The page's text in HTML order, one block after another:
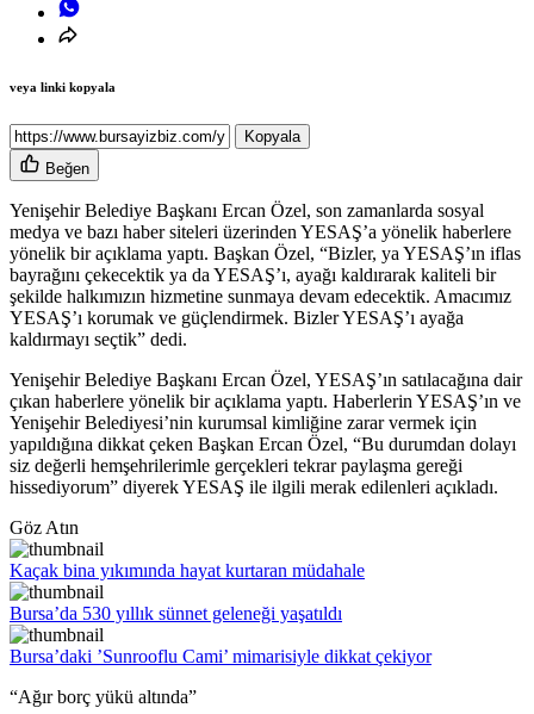
veya linki kopyala
Kopyala
Beğen
Yenişehir Belediye Başkanı Ercan Özel, son zamanlarda sosyal
medya ve bazı haber siteleri üzerinden YESAŞ’a yönelik haberlere
yönelik bir açıklama yaptı. Başkan Özel, “Bizler, ya YESAŞ’ın iflas
bayrağını çekecektik ya da YESAŞ’ı, ayağı kaldırarak kaliteli bir
şekilde halkımızın hizmetine sunmaya devam edecektik. Amacımız
YESAŞ’ı korumak ve güçlendirmek. Bizler YESAŞ’ı ayağa
kaldırmayı seçtik” dedi.
Yenişehir Belediye Başkanı Ercan Özel, YESAŞ’ın satılacağına dair
çıkan haberlere yönelik bir açıklama yaptı. Haberlerin YESAŞ’ın ve
Yenişehir Belediyesi’nin kurumsal kimliğine zarar vermek için
yapıldığına dikkat çeken Başkan Ercan Özel, “Bu durumdan dolayı
siz değerli hemşehrilerimle gerçekleri tekrar paylaşma gereği
hissediyorum” diyerek YESAŞ ile ilgili merak edilenleri açıkladı.
Göz Atın
Kaçak bina yıkımında hayat kurtaran müdahale
Bursa’da 530 yıllık sünnet geleneği yaşatıldı
Bursa’daki ’Sunrooflu Cami’ mimarisiyle dikkat çekiyor
“Ağır borç yükü altında”